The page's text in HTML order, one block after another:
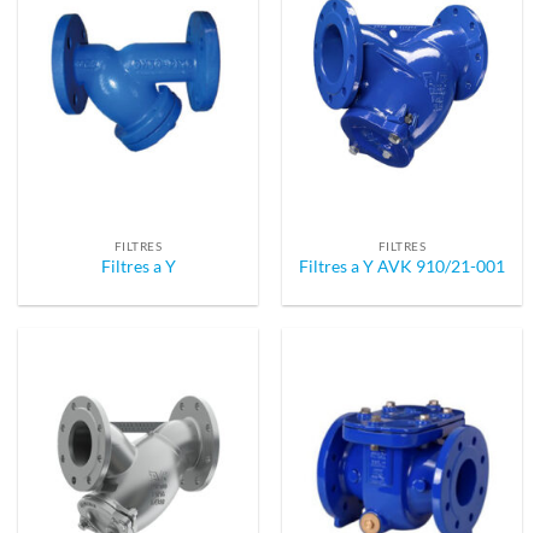
FILTRES
Filtres a Y
FILTRES
Filtres a Y AVK 910/21-001